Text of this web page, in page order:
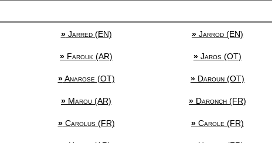
»Jarred (EN) » Jarrod (EN)
» Farouk (AR) » Jaros (OT)
»Anarose (OT) » Daroun (OT)
» Marou (AR) » Daronch (FR)
»Carolus (FR) » Carole (FR)